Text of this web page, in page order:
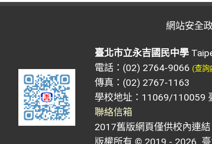
網站安全
臺北市立永吉國民中學
電話：(02) 2764-9066 (查詢
傳真：(02) 2767-1163
學校地址：11069/110059
聯絡信箱
2017舊版網頁僅供校內連結